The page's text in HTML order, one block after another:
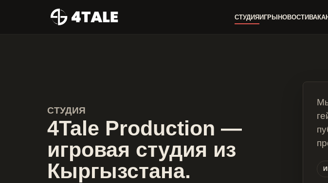
СТУДИЯИГРЫНОВОСТИ
СТУДИЯ
4Tale Production —
игровая студия из
Кыргызстана.